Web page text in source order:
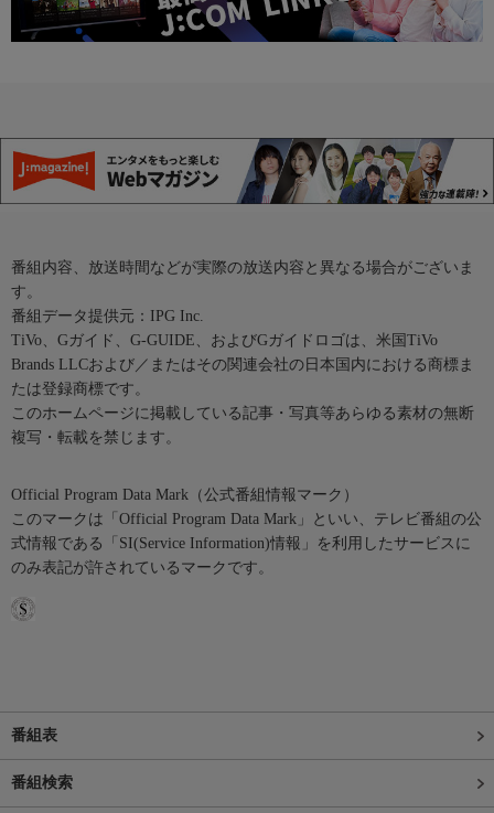
番組内容、放送時間などが実際の放送内容と異なる場合がございま
す。
番組データ提供元：IPG Inc.
TiVo、Gガイド、G-GUIDE、およびGガイドロゴは、米国TiVo
Brands LLCおよび／またはその関連会社の日本国内における商標ま
たは登録商標です。
このホームページに掲載している記事・写真等あらゆる素材の無断
複写・転載を禁じます。
Official Program Data Mark（公式番組情報マーク）
このマークは「Official Program Data Mark」といい、テレビ番組の公
式情報である「SI(Service Information)情報」を利用したサービスに
のみ表記が許されているマークです。
番組表
番組検索